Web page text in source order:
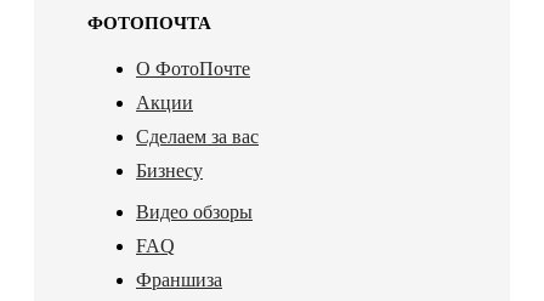
ФОТОПОЧТА
О ФотоПочте
Акции
Сделаем за вас
Бизнесу
Видео обзоры
FAQ
Франшиза